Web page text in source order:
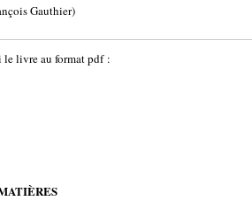
Gauthier)
le livre au format pdf :